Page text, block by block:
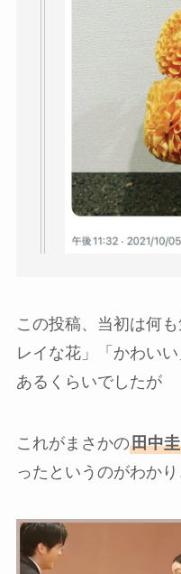
この投稿、当初は何
レイな花」「かわい
あるくらいでしたが
これがまさかの田中
ったというのがわかり